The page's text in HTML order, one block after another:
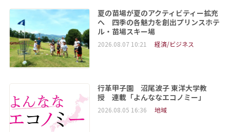
夏の苗場が夏のアクティビティー拡充
へ 四季の各魅力を創出プリンスホテ
ル・苗場スキー場
2026.08.07 10:21 経済/ビジネス
行革甲子園 沼尾波子 東洋大学教
授 連載「よんななエコノミー」
2026.08.05 16:36 地域